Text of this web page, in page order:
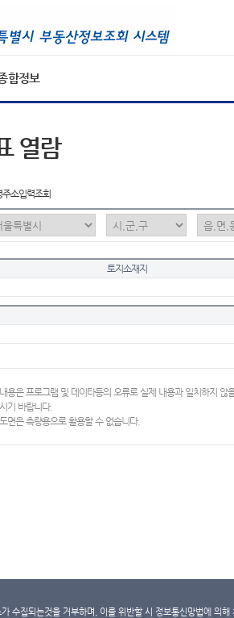
합정보
열람
주소입력조회
토지소재지
용은 프로그램 및 데이타등의 오류로 실제 내용과 일치하지
기 바랍니다.
면은 측량용으로 활용할 수 없습니다.
수집되는것을 거부하며, 이를 위반할 시 정보통신망법에 의